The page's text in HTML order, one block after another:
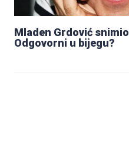
Mladen Grdović
Odgovorni u bijegu?